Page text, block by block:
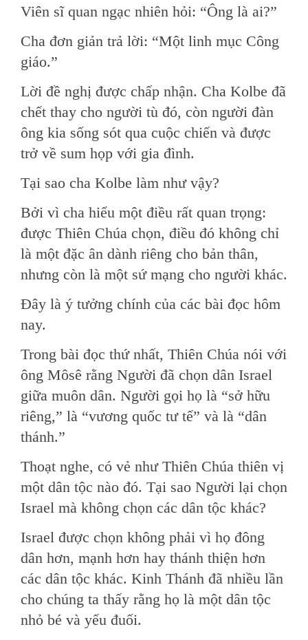
Viên sĩ quan ngạc nhiên hỏi: “Ông là ai?”
Cha đơn giản trả lời: “Một linh mục Công
giáo.”
Lời đề nghị được chấp nhận. Cha Kolbe đã
chết thay cho người tù đó, còn người đàn
ông kia sống sót qua cuộc chiến và được
trở về sum họp với gia đình.
Tại sao cha Kolbe làm như vậy?
Bởi vì cha hiểu một điều rất quan trọng:
được Thiên Chúa chọn, điều đó không chỉ
là một đặc ân dành riêng cho bản thân,
nhưng còn là một sứ mạng cho người khác.
Đây là ý tưởng chính của các bài đọc hôm
nay.
Trong bài đọc thứ nhất, Thiên Chúa nói với
ông Môsê rằng Người đã chọn dân Israel
giữa muôn dân. Người gọi họ là “sở hữu
riêng,” là “vương quốc tư tế” và là “dân
thánh.”
Thoạt nghe, có vẻ như Thiên Chúa thiên vị
một dân tộc nào đó. Tại sao Người lại chọn
Israel mà không chọn các dân tộc khác?
Israel được chọn không phải vì họ đông
dân hơn, mạnh hơn hay thánh thiện hơn
các dân tộc khác. Kinh Thánh đã nhiều lần
cho chúng ta thấy rằng họ là một dân tộc
nhỏ bé và yếu đuối.